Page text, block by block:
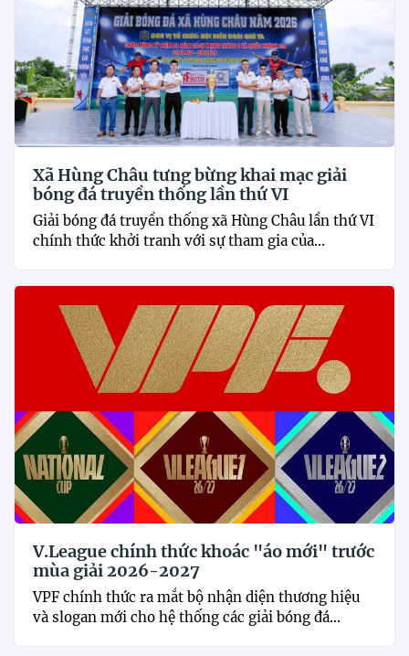
Xã Hùng Châu tưng bừng khai mạc giải
bóng đá truyền thống lần thứ VI
Giải bóng đá truyền thống xã Hùng Châu lần thứ VI
chính thức khởi tranh với sự tham gia của...
V.League chính thức khoác "áo mới" trước
mùa giải 2026-2027
VPF chính thức ra mắt bộ nhận diện thương hiệu
và slogan mới cho hệ thống các giải bóng đá...